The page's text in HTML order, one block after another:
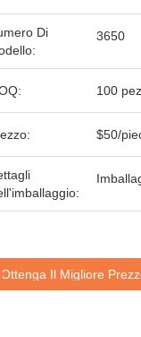
Di
3650
100
$50/
Ottenga Il Migliore